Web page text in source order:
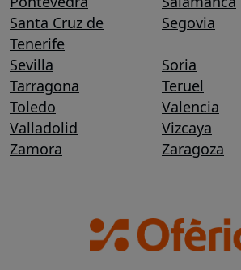
Santa Cruz de
Tenerife
Segovia
Sevilla
Soria
Tarragona
Teruel
Toledo
Valencia
Valladolid
Vizcaya
Zamora
Zaragoza